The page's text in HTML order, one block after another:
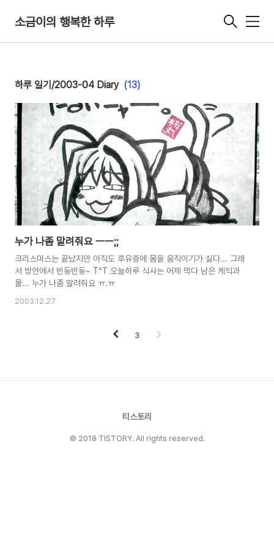
소금이의 행복한 하루
메
하루 일기/2003-04 Diary (13)
누가 나좀 말려줘요 ㅡㅡ;;
크리스마스는 끝났지만 아직도 후유증에 몸을 움직이기가 싫다... 그래
서 방안에서 빈둥빈둥~ T^T 오늘하루 식사는 어제 먹다 남은 케익과
물... 누가 나좀 말려줘요 ㅠ.ㅠ
2003.12.27
3
티스토리
© 2018 TISTORY. All rights reserved.